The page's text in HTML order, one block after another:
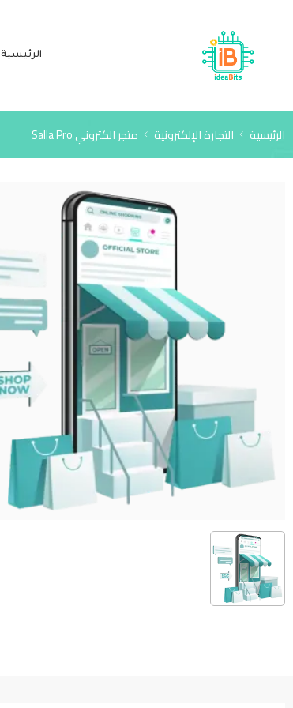
الرئيسية
الرئيسية التجارة الإلكترونية متجر الكتروني Salla Pro